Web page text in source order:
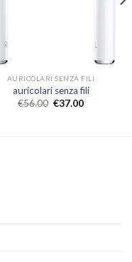
AURICOLARI SENZA FILI
auricolari senza fili
€56.00 €37.00